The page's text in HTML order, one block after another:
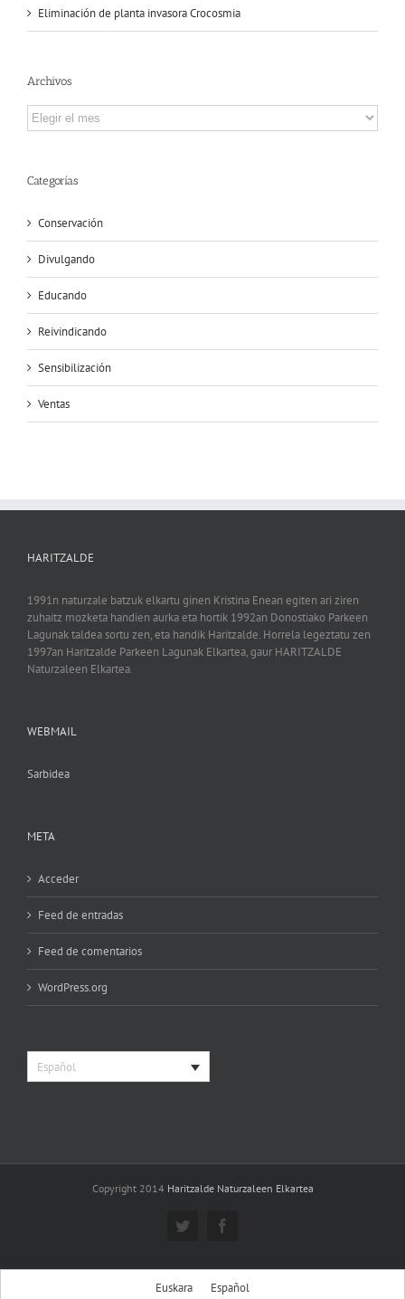
Eliminación de planta invasora Crocosmia
Archivos
Archivos
Categorías
Conservación
Divulgando
Educando
Reivindicando
Sensibilización
Ventas
HARITZALDE
1991n naturzale batzuk elkartu ginen Kristina Enean egiten ari ziren
zuhaitz mozketa handien aurka eta hortik 1992an Donostiako Parkeen
Lagunak taldea sortu zen, eta handik Haritzalde. Horrela legeztatu zen
1997an Haritzalde Parkeen Lagunak Elkartea, gaur HARITZALDE
Naturzaleen Elkartea.
WEBMAIL
Sarbidea
META
Acceder
Feed de entradas
Feed de comentarios
WordPress.org
Español
Copyright 2014 Haritzalde Naturzaleen Elkartea
Twitter
Euskara Español